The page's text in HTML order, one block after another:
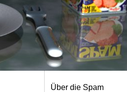
Über die Spam